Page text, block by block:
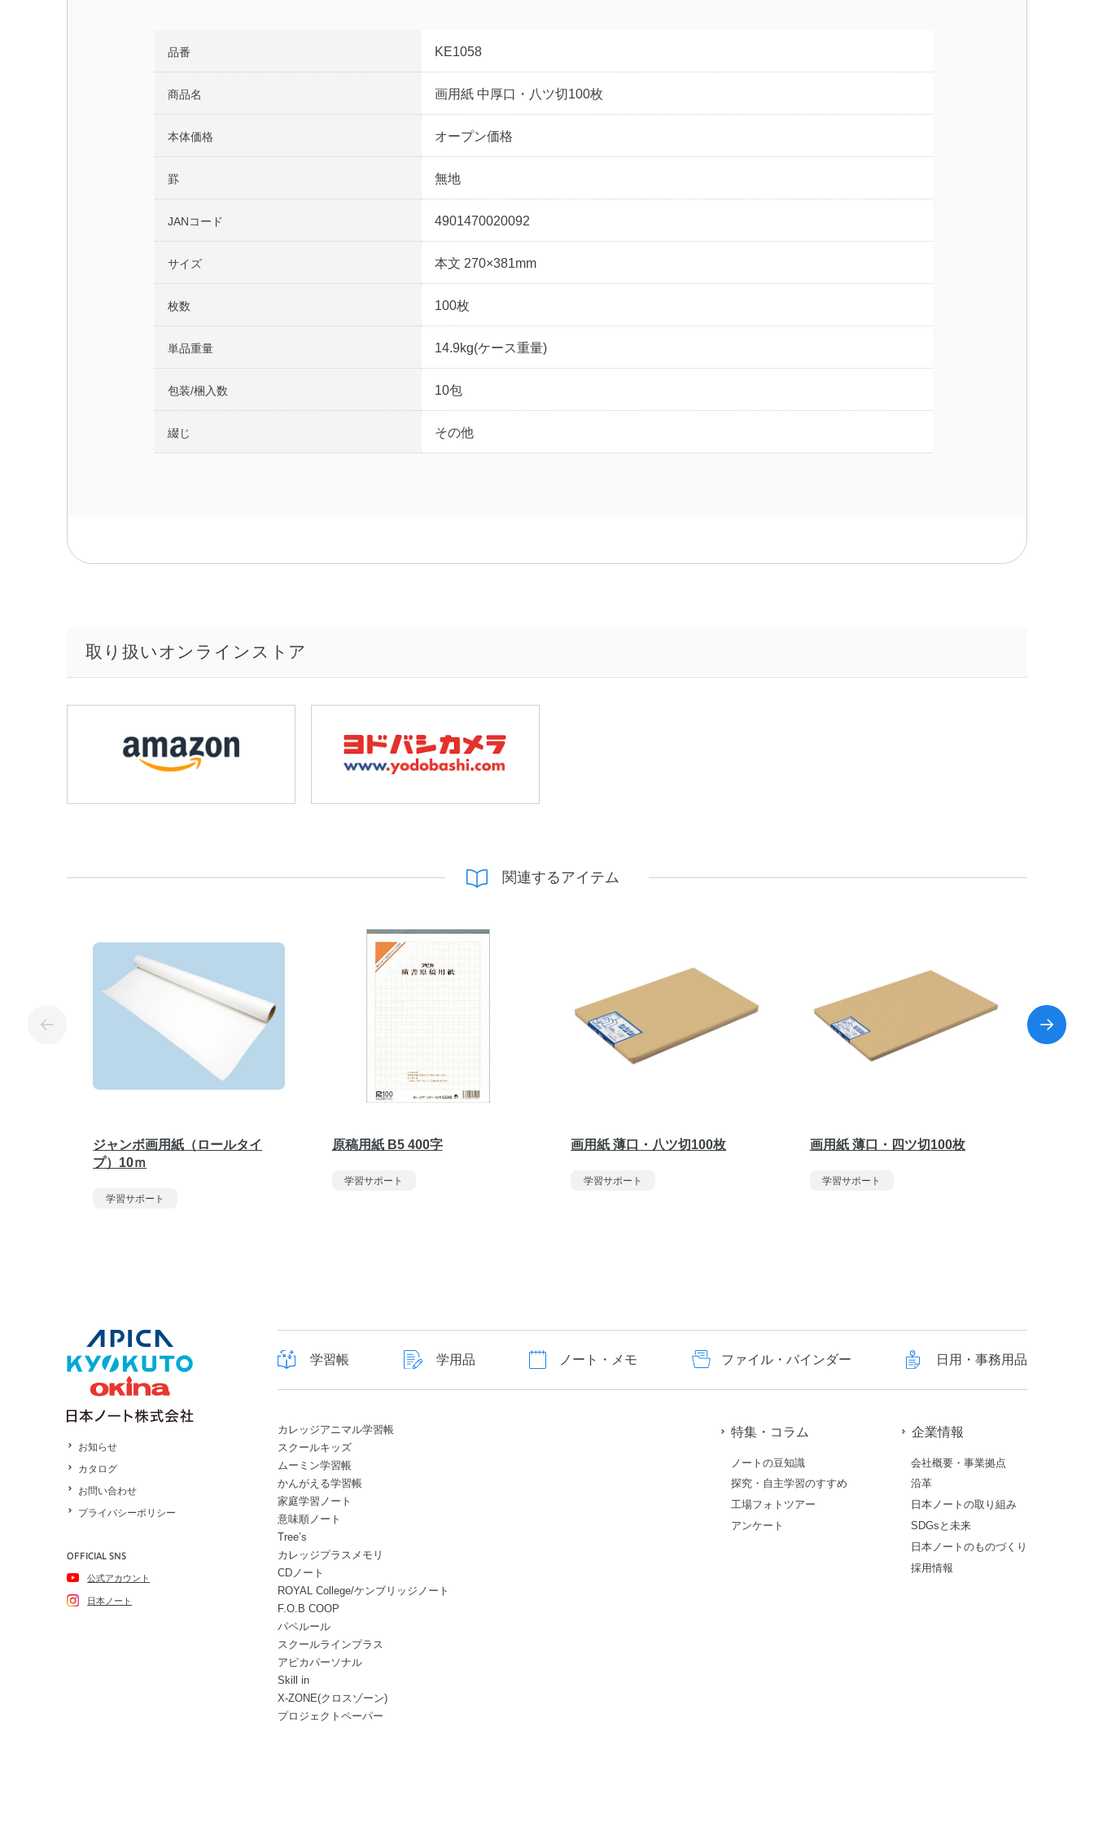
品番 KE1058
商品名 画用紙 中厚口・八ツ切100枚
本体価格 オープン価格
罫 無地
JANコード 4901470020092
サイズ 本文 270×381mm
枚数 100枚
単品重量 14.9kg(ケース重量)
包装/梱入数 10包
綴じ その他
取り扱いオンラインストア
関連するアイテム
ジャンボ画用紙（ロールタイ
プ）10ｍ
学習サポート
原稿用紙 B5 400字
学習サポート
画用紙 薄口・八ツ切100枚
学習サポート
画用紙 薄口・四ツ切100枚
学習サポート
お知らせ
カタログ
お問い合わせ
プライバシーポリシー
OFFICIAL SNS
公式アカウント
日本ノート
学習帳 学用品 ノート・メモ ファイル・バインダー 日用・事務用品
カレッジアニマル学習帳
スクールキッズ
ムーミン学習帳
かんがえる学習帳
家庭学習ノート
意味順ノート
Tree’s
カレッジプラスメモリ
CDノート
ROYAL College/ケンブリッジノート
F.O.B COOP
パペルール
スクールラインプラス
アピカパーソナル
Skill in
X-ZONE(クロスゾーン)
プロジェクトペーパー
特集・コラム
ノートの豆知識
探究・自主学習のすすめ
工場フォトツアー
アンケート
企業情報
会社概要・事業拠点
沿革
日本ノートの取り組み
SDGsと未来
日本ノートのものづくり
採用情報